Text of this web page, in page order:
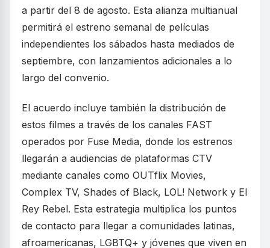
a partir del 8 de agosto. Esta alianza multianual
permitirá el estreno semanal de películas
independientes los sábados hasta mediados de
septiembre, con lanzamientos adicionales a lo
largo del convenio.
El acuerdo incluye también la distribución de
estos filmes a través de los canales FAST
operados por Fuse Media, donde los estrenos
llegarán a audiencias de plataformas CTV
mediante canales como OUTflix Movies,
Complex TV, Shades of Black, LOL! Network y El
Rey Rebel. Esta estrategia multiplica los puntos
de contacto para llegar a comunidades latinas,
afroamericanas, LGBTQ+ y jóvenes que viven en